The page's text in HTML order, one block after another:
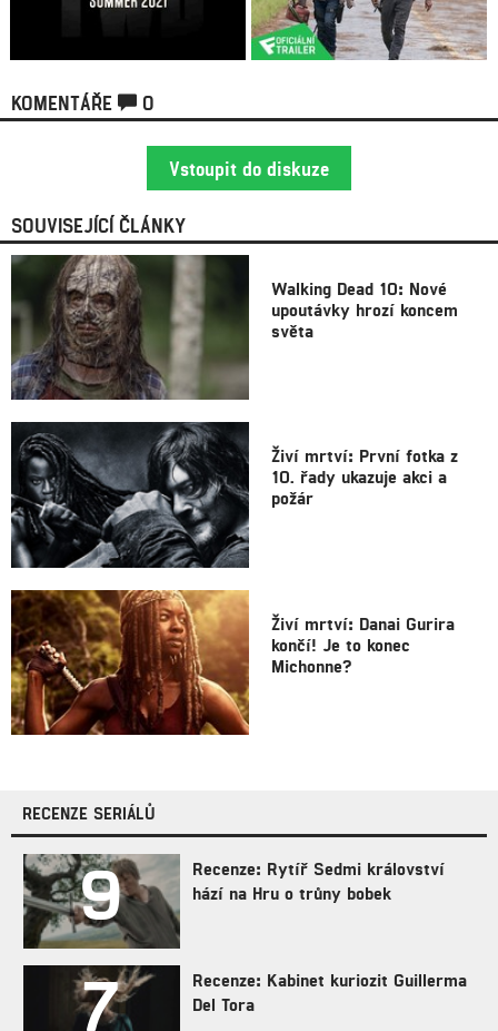
KOMENTÁŘE 0
Vstoupit do diskuze
SOUVISEJÍCÍ ČLÁNKY
Walking Dead 10: Nové
upoutávky hrozí koncem
světa
Živí mrtví: První fotka z
10. řady ukazuje akci a
požár
Živí mrtví: Danai Gurira
končí! Je to konec
Michonne?
RECENZE SERIÁLŮ
9
Recenze: Rytíř Sedmi království
hází na Hru o trůny bobek
7
Recenze: Kabinet kuriozit Guillerma
Del Tora